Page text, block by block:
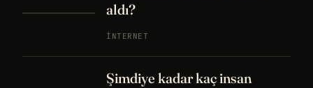
aldı?
İNTERNET
Şimdiye kadar kaç insan